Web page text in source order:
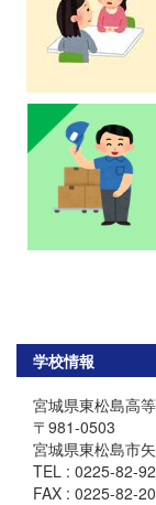
学校情報
宮城県東松島高
〒981-0503
宮城県東松島市
TEL : 0225-82-
FAX : 0225-82-